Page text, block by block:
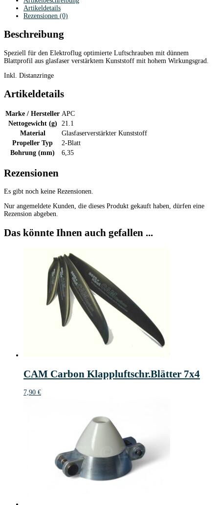
Artikeldetails
Rezensionen (0)
Beschreibung
Speziell für den Elektroflug optimierte Luftschrauben mit dünnem
Blattprofil aus glasfaser verstärktem Kunststoff mit hohem Wirkungsgrad.
Inkl. Distanzringe
Artikeldetails
Marke / Hersteller APC
Nettogewicht (g)
21.1
Material
Glasfaserverstärkter Kunststoff
Propeller Typ
2-Blatt
Bohrung (mm)
6,35
Rezensionen
Es gibt noch keine Rezensionen.
Nur angemeldete Kunden, die dieses Produkt gekauft haben, dürfen eine
Rezension abgeben.
Das könnte Ihnen auch gefallen ...
CAM Carbon Klappluftschr.Blätter 7x4
7,90 €